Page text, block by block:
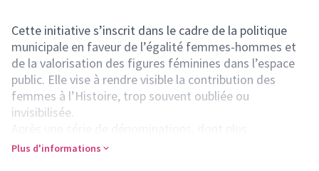
Cette initiative s’inscrit dans le cadre de la politique
municipale en faveur de l’égalité femmes-hommes et
de la valorisation des figures féminines dans l’espace
public. Elle vise à rendre visible la contribution des
femmes à l’Histoire, trop souvent oubliée ou
invisibilisée.
récemment la médiathèque Toni Morrison,
Plus d'informations